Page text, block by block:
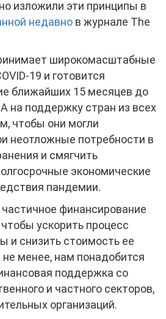
изложили эти принципы в
недавно в журнале The
широкомасштабные
19 и готовится
ближайших 15 месяцев до
на поддержку стран из всех
чтобы они могли
неотложные потребности в
и смягчить
экономические
пандемии.
финансирование
ускорить процесс
и снизить стоимость ее
менее, нам понадобится
поддержка со
и частного секторов,
организаций.